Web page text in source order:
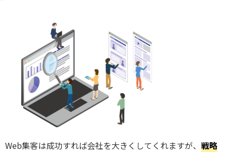
Web集客は成功すれば会社を大きくしてくれますが、 戦略